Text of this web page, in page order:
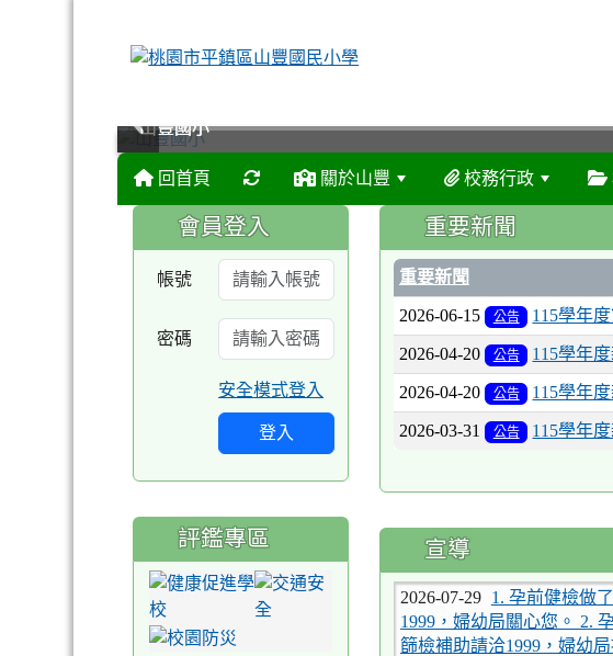
山豐國小
山豐國小
山豐國小
山豐國小
回首頁 關於山豐 校務行政
:::
重要新聞
重要新聞
2026-06-15 公告 115學年
2026-04-20 公告 115學年
2026-04-20 公告 115學年
2026-03-31 公告 115學年
宣導
2026-07-29 1. 孕前健檢做
1999，婦幼局關心您。 2.
篩檢補助請洽1999，婦幼
:::
會員登入
帳號
密碼
安全模式登入
登入
評鑑專區